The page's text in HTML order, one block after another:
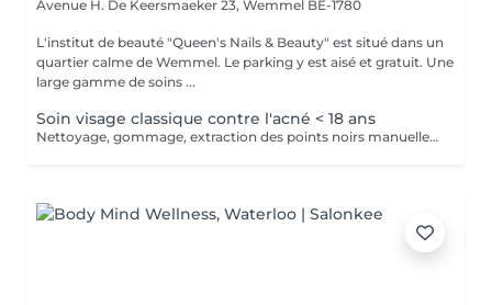
Avenue H. De Keersmaeker 23, Wemmel BE-1780
L'institut de beauté "Queen's Nails & Beauty" est situé dans un
quartier calme de Wemmel. Le parking y est aisé et gratuit. Une
large gamme de soins ...
Soin visage classique contre l'acné < 18 ans
Nettoyage, gommage, extraction des points noirs manuellement, masque, sérum et crème adaptés aux peaux acnéïques. Aucune machine n'est utilisée durant ce soin. Pour les moins de 18 ans.